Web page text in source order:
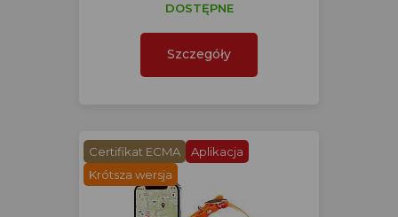
DOSTĘPNE
Szczegóły
Certifikat ECMA
Aplikacja
Krótsza wersja